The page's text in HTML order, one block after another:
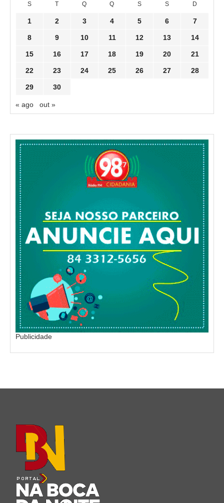
S T Q Q S S D
1 2 3 4 5 6 7
8 9 10 11 12 13 14
15 16 17 18 19 20 21
22 23 24 25 26 27 28
29 30
« ago out »
Publicidade